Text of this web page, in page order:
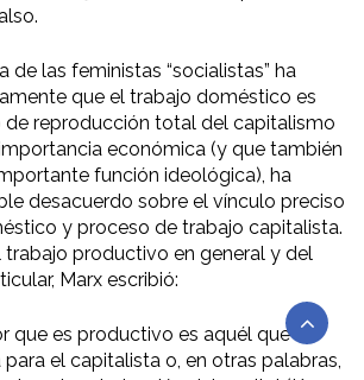
de las feministas “socialistas” ha
que el trabajo doméstico es
reproducción total del capitalismo
económica (y que también
función ideológica), ha
desacuerdo sobre el vínculo preciso
y proceso de trabajo capitalista.
productivo en general y del
Marx escribió:
que es productivo es aquél que
el capitalista o, en otras palabras,